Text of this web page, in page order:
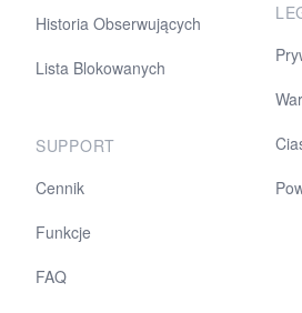
Historia Obserwujących
Lista Blokowanych
SUPPORT
Cennik
Funkcje
FAQ